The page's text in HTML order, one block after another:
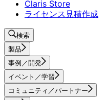
Claris Store
ライセンス見積作成
検索
製品
事例／開発
イベント／学習
コミュニティ／パートナー